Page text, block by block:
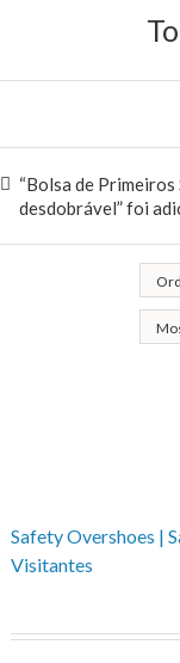
“Bolsa de
desdobrável” foi
Safety Overshoes |
Visitantes